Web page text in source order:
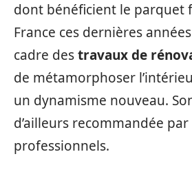
dont bénéficient le parquet
France ces dernières
cadre destravaux de
de métamorphoser
un dynamisme nouveau.
d’ailleurs recommandée
professionnels.